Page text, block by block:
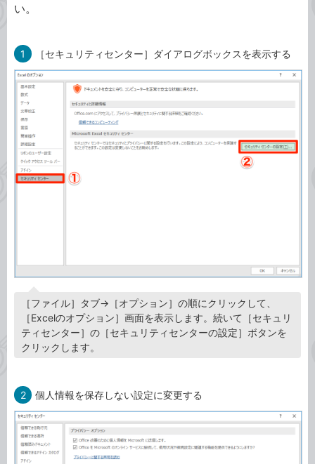
い。
1 ［セキュリティセンター］ダイアログボックスを表示する
［ファイル］タブ→［オプション］の順にクリックして、
［Excelのオプション］画面を表示します。続いて［セキュリ
ティセンター］の［セキュリティセンターの設定］ボタンを
クリックします。
2 個人情報を保存しない設定に変更する